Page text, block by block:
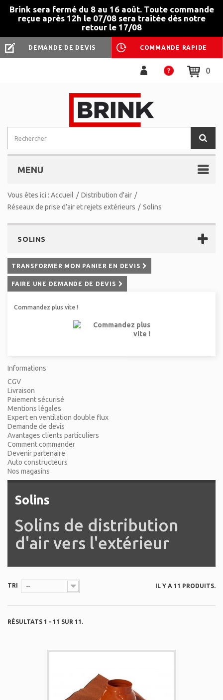
Brink sera fermé du 8 au 16 août. Toute commande
reçue après 12h le 07/08 sera traitée dès notre
retour le 17/08
DEMANDE DE DEVIS COMMANDE RAPIDE
0
MENU
Vous êtes ici : Accueil / Distribution d'air /
Réseaux de prise d’air et rejets extérieurs / Solins
SOLINS
TRANSFORMER MON PANIER EN DEVIS
FAIRE UNE DEMANDE DE DEVIS
Commandez plus vite !
Informations
CGV
Livraison
Paiement sécurisé
Mentions légales
Expert en ventilation double flux
Demande de devis
Avantages clients particuliers
Comment commander
Devenir partenaire
Auto constructeurs
Nos magasins
Solins
Solins de distribution
d'air vers l'extérieur
TRI -- IL Y A 11 PRODUITS.
RÉSULTATS 1 - 11 SUR 11.